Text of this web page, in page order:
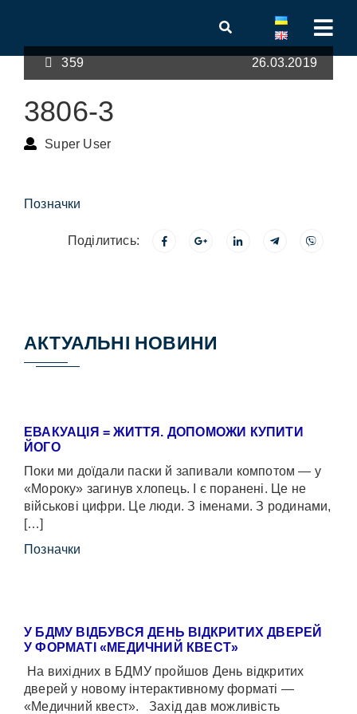
359 26.03.2019
3806-3
Super User
Позначки
Поділитись:
АКТУАЛЬНІ НОВИНИ
ЕВАКУАЦІЯ = ЖИТТЯ. ДОПОМОЖИ КУПИТИ
ЙОГО
Поки ми доїдали паски й запивали компотом — у
«Мороку» загинув хлопець. І є поранені. Це не
військові цифри. Це люди. З іменами. З родинами,
[…]
Позначки
У БДМУ ВІДБУВСЯ ДЕНЬ ВІДКРИТИХ ДВЕРЕЙ
У ФОРМАТІ «МЕДИЧНИЙ КВЕСТ»
На вихідних в БДМУ пройшов День відкритих
дверей у новому інтерактивному форматі —
«Медичний квест». Захід дав можливість